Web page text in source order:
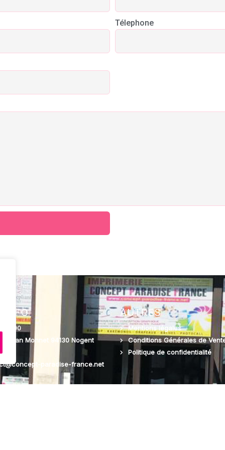
Télephone
INFO
03 90
jean Monnet 94130 Nogent
paradise-france.net
AUTRES
Mentions légales
Conditions Générales de
Politique de confidentialité